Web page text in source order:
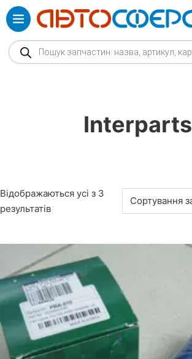
Products search
Interparts
Відображаються усі з 3
результатів